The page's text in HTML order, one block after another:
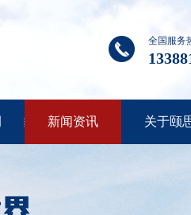
全国服务
新闻资讯 关于颐